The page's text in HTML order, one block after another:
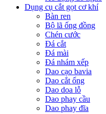
Dụng cụ cắt gọt cơ khí
Bàn ren
Bộ lã ống đồng
Chén cước
Đá cắt
Đá mài
Đá nhám xếp
Dao cạo bavia
Dao cắt ống
Dao doa lỗ
Dao phay cầu
Dao phay đĩa